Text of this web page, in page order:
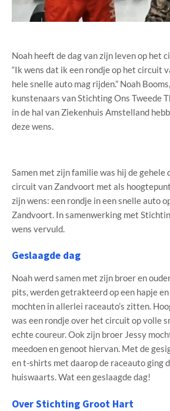
Noah heeft de dag van zijn leven op het
“Ik wens dat ik een rondje op het circuit
hele snelle auto mag rijden.” Noah
kunstenaars van Stichting Ons Tweede
in de hal van Ziekenhuis Amstelland
deze wens.
Samen met zijn familie was hij de gehele
circuit van Zandvoort met als
zijn wens: een rondje in een snelle auto
Zandvoort. In samenwerking met
wens vervuld.
Geslaagde dag
Noah werd samen met zijn broer en
pits, werden getrakteerd op een hapje
mochten in allerlei raceauto’s zitten.
was een rondje over het circuit op volle
echte coureur. Ook zijn broer Jessy
meedoen en genoot hiervan. Met de
en t-shirts met daarop de raceauto ging
huiswaarts. Wat een geslaagde dag!
Over Stichting Groot Hart